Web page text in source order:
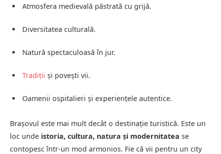
Atmosfera medievală păstrată cu grijă.
Diversitatea culturală.
Natură spectaculoasă în jur.
Tradiții și povești vii.
Oamenii ospitalieri și experiențele autentice.
Brașovul este mai mult decât o destinație turistică. Este un
loc unde istoria, cultura, natura și modernitatea se
contopesc într-un mod armonios. Fie că vii pentru un city